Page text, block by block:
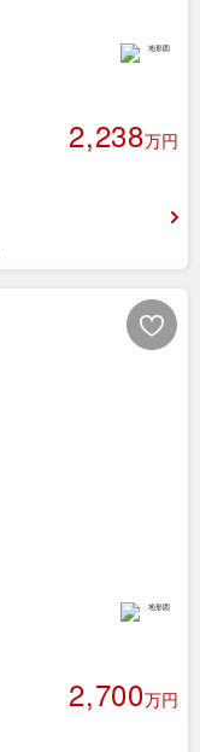
2,238万円
2,700万円